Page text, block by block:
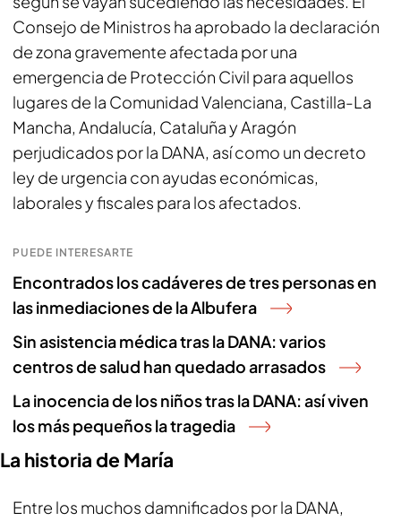
Consejo de Ministros ha aprobado la declaración
de zona gravemente afectada por una
emergencia de Protección Civil para aquellos
lugares de la Comunidad Valenciana, Castilla-La
Mancha, Andalucía, Cataluña y Aragón
perjudicados por la DANA, así como un decreto
ley de urgencia con ayudas económicas,
laborales y fiscales para los afectados.
PUEDE INTERESARTE
Encontrados los cadáveres de tres personas en
las inmediaciones de la Albufera
Sin asistencia médica tras la DANA: varios
centros de salud han quedado arrasados
La inocencia de los niños tras la DANA: así viven
los más pequeños la tragedia
La historia de María
Entre los muchos damnificados por la DANA,